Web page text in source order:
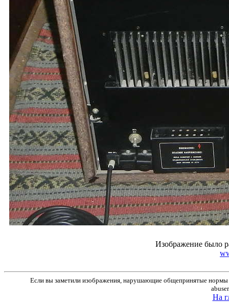
Изображение было
Если вы заметили изображения, нарушающие общепринятые нормы
На